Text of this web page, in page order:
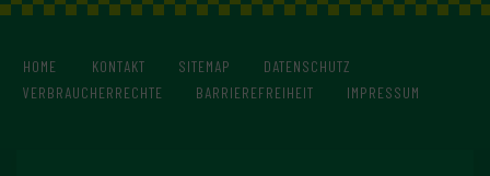
HOME KONTAKT SITEMAP
DATENSCHUTZ
VERBRAUCHERRECHTE
BARRIEREFREIHEIT IMPRESSUM